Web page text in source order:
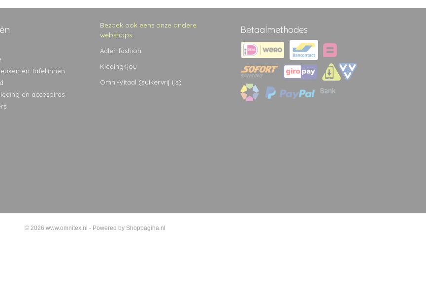
en Tafellinnen
en accesoires
Bezoek ook eens onze andere
webshops:
Adler-fashion
Kleding4jou
Omni-Vitaal (suikervrij ijs)
Betaalmethodes
© 2026 www.omnitex.nl - Powered by Shoppagina.nl